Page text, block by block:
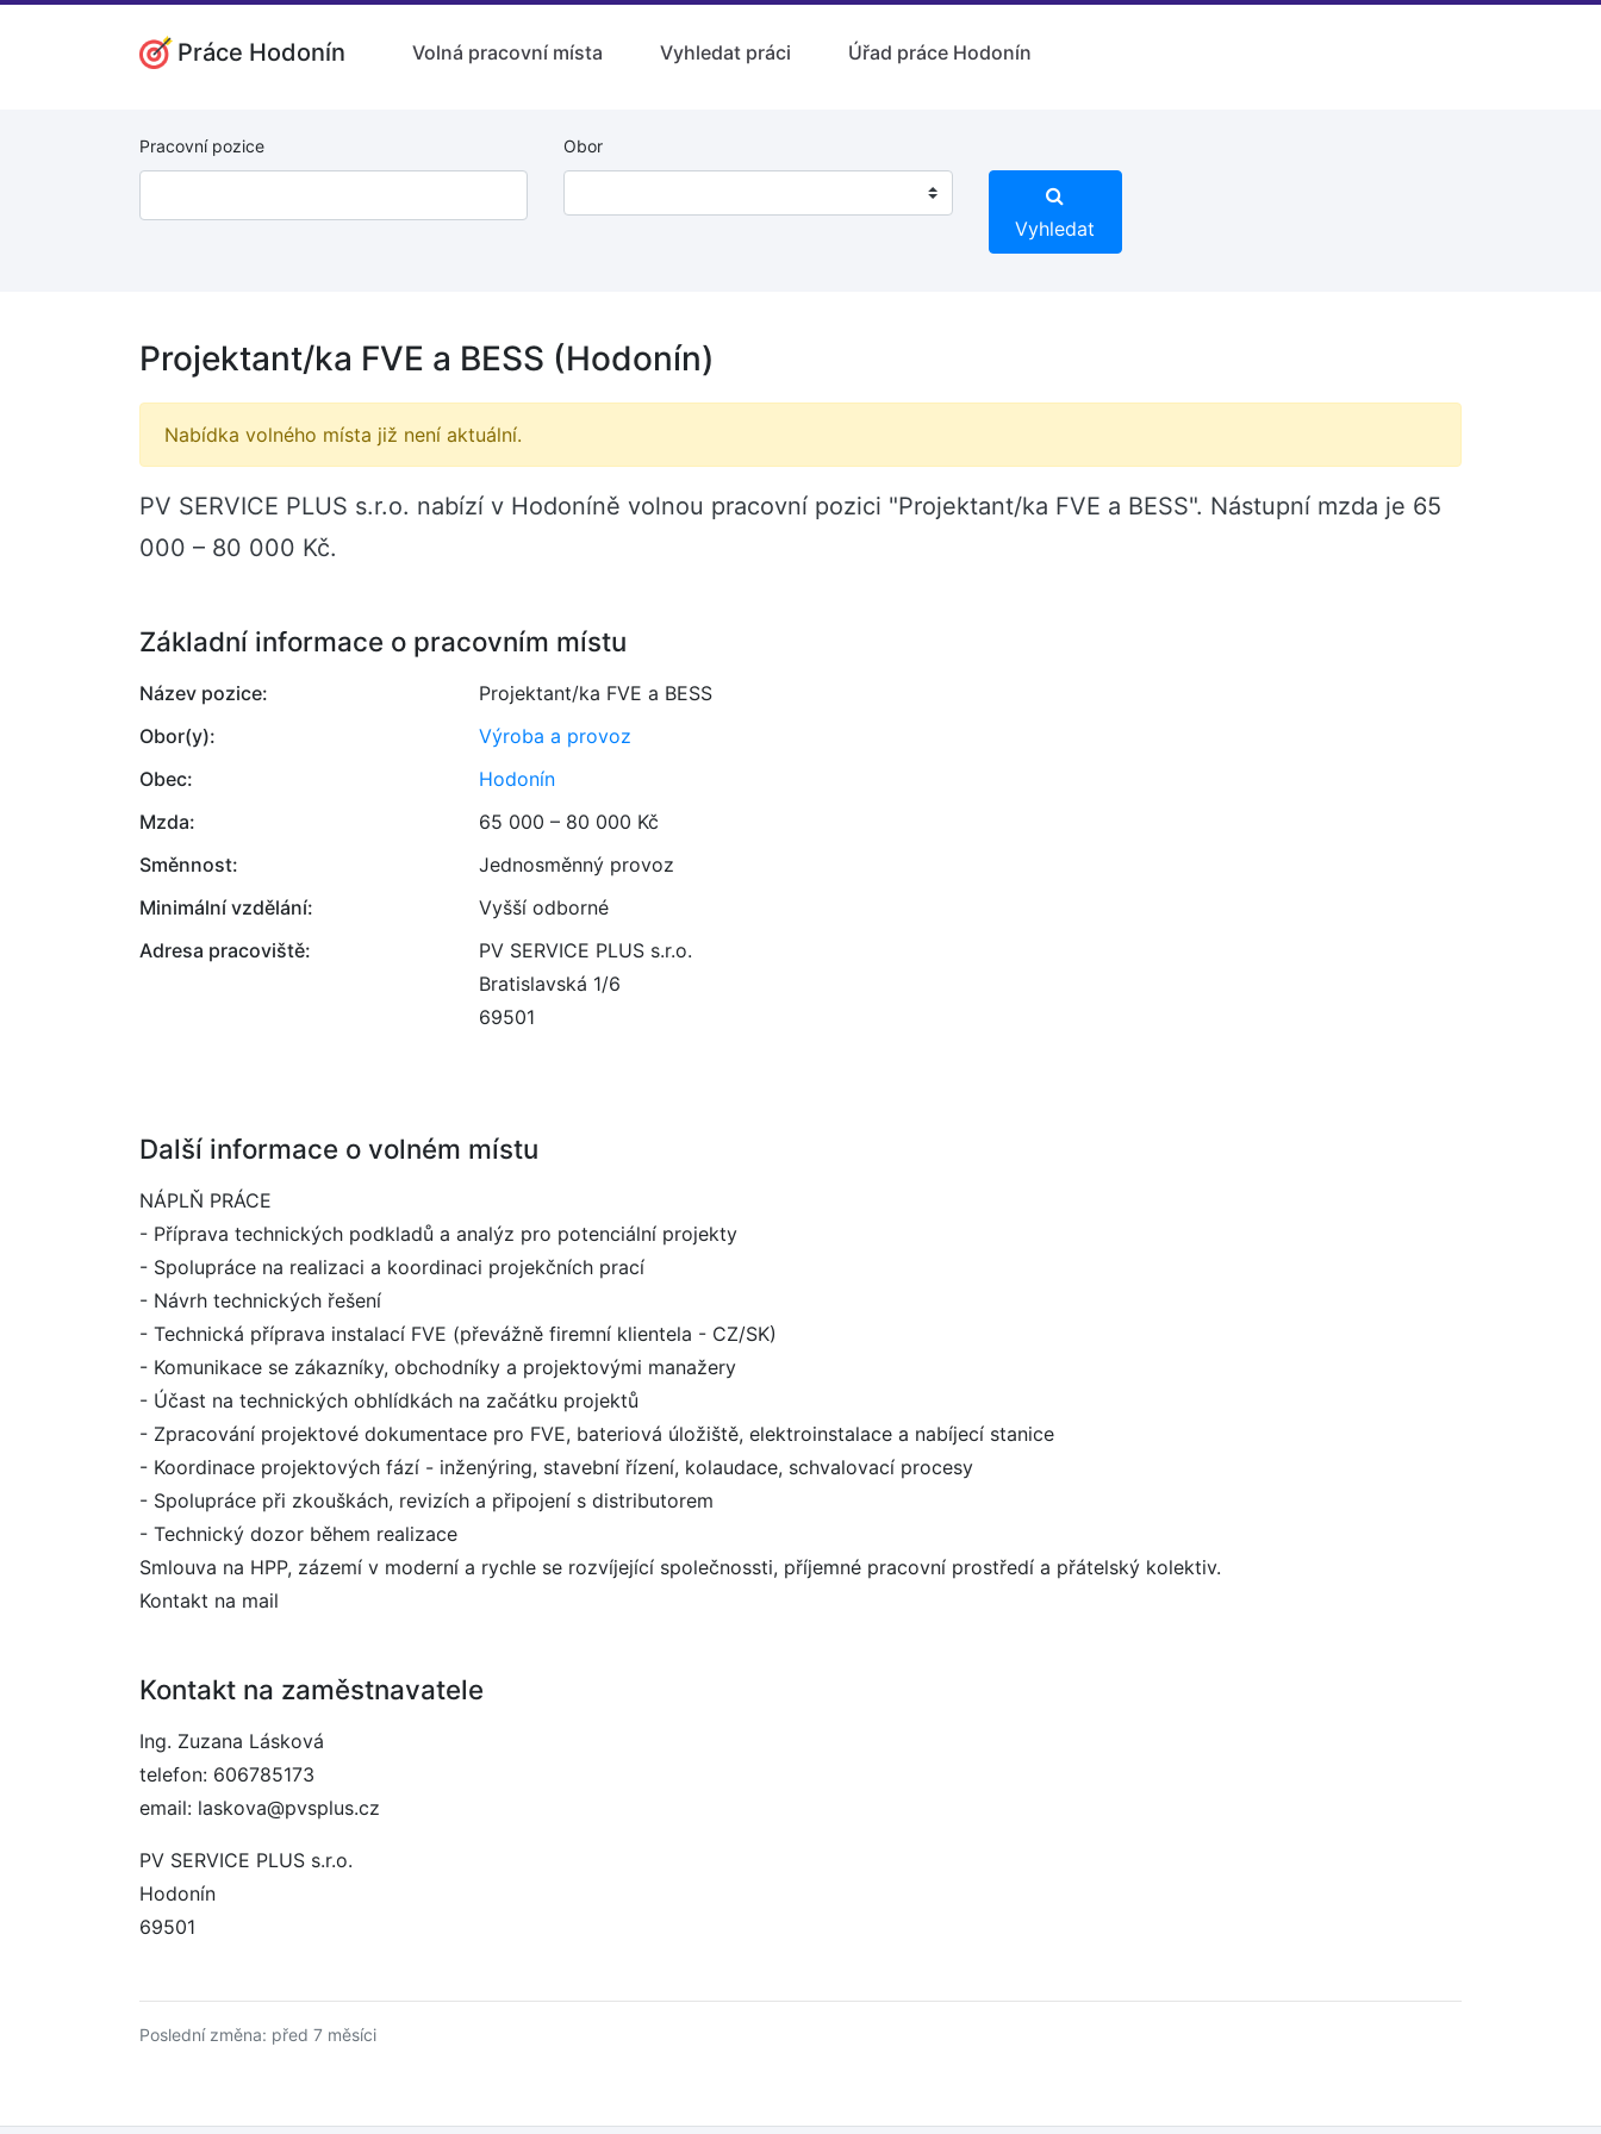
Práce Hodonín Volná pracovní místa Vyhledat práci Úřad práce Hodonín
Pracovní pozice Obor
Vyhledat
Projektant/ka FVE a BESS (Hodonín)
Nabídka volného místa již není aktuální.
PV SERVICE PLUS s.r.o. nabízí v Hodoníně volnou pracovní pozici "Projektant/ka FVE a BESS". Nástupní mzda je 65
000 – 80 000 Kč.
Základní informace o pracovním místu
Název pozice:
Projektant/ka FVE a BESS
Obor(y):
Výroba a provoz
Obec:
Hodonín
Mzda:
65 000 – 80 000 Kč
Směnnost:
Jednosměnný provoz
Minimální vzdělání:
Vyšší odborné
Adresa pracoviště:
PV SERVICE PLUS s.r.o.
Bratislavská 1/6
69501
Další informace o volném místu
NÁPLŇ PRÁCE
- Příprava technických podkladů a analýz pro potenciální projekty
- Spolupráce na realizaci a koordinaci projekčních prací
- Návrh technických řešení
- Technická příprava instalací FVE (převážně firemní klientela - CZ/SK)
- Komunikace se zákazníky, obchodníky a projektovými manažery
- Účast na technických obhlídkách na začátku projektů
- Zpracování projektové dokumentace pro FVE, bateriová úložiště, elektroinstalace a nabíjecí stanice
- Koordinace projektových fází - inženýring, stavební řízení, kolaudace, schvalovací procesy
- Spolupráce při zkouškách, revizích a připojení s distributorem
- Technický dozor během realizace
Smlouva na HPP, zázemí v moderní a rychle se rozvíjející společnossti, příjemné pracovní prostředí a přátelský kolektiv.
Kontakt na mail
Kontakt na zaměstnavatele
Ing. Zuzana Lásková
telefon: 606785173
email: laskova@pvsplus.cz
PV SERVICE PLUS s.r.o.
Hodonín
69501
Poslední změna: před 7 měsíci